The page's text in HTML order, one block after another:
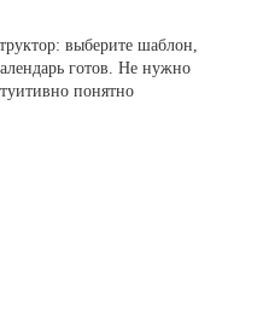
выберите шаблон,
готов. Не нужно
понятно